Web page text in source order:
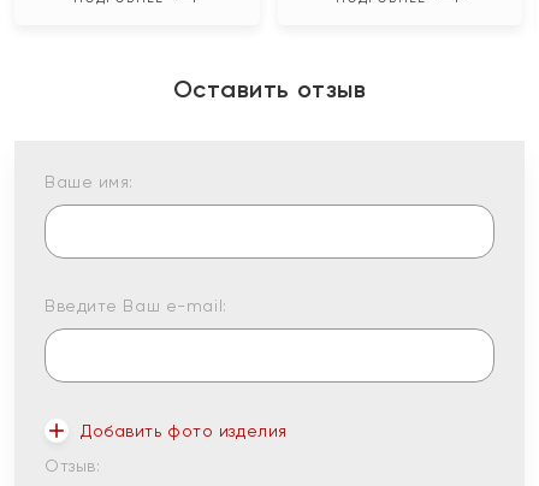
Оставить отзыв
Ваше имя:
Введите Ваш e-mail:
Добавить фото изделия
Отзыв: